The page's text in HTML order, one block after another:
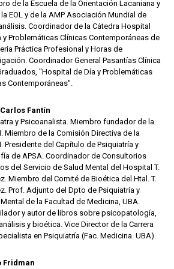
de la Escuela de la Orientación Lacaniana y
la EOL y de la AMP Asociación Mundial de
Coordinador de la Cátedra Hospital
y Problemáticas Clínicas Contemporáneas de
Práctica Profesional y Horas de
Coordinador General Pasantías Clínica
"Hospital de Día y Problemáticas
Contemporáneas".
Fantín
y Psicoanalista. Miembro fundador de la
Miembro de la Comisión Directiva de la
Presidente del Capítulo de Psiquiatría y
de APSA. Coordinador de Consultorios
del Servicio de Salud Mental del Hospital T.
Miembro del Comité de Bioética del Htal. T.
Prof. Adjunto del Dpto de Psiquiatría y
de la Facultad de Medicina, UBA.
y autor de libros sobre psicopatología,
y bioética. Vice Director de la Carrera
en Psiquiatría (Fac. Medicina. UBA).
Fridman